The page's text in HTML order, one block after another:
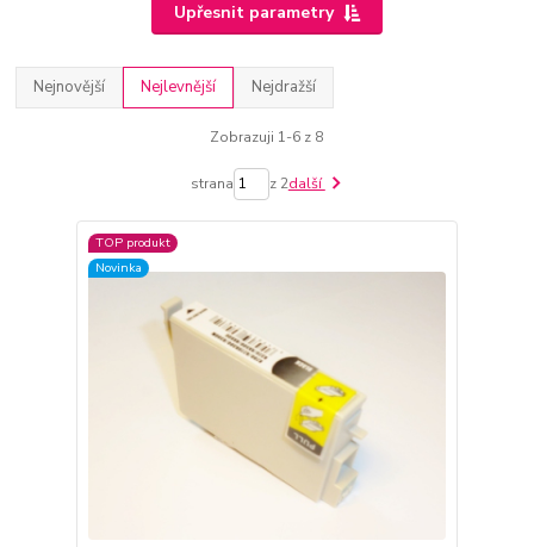
Upřesnit parametry
Nejnovější Nejlevnější Nejdražší
Zobrazuji 1-6 z 8
strana z 2další
TOP produkt
Novinka